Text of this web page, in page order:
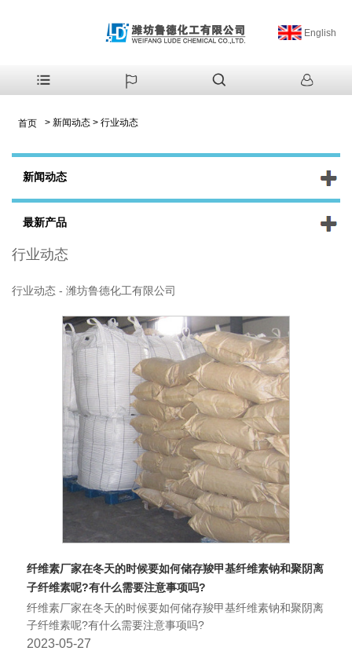
English
首页 > 新闻动态 > 行业动态
新闻动态
最新产品
行业动态
行业动态 - 潍坊鲁德化工有限公司
纤维素厂家在冬天的时候要如何储存羧甲基纤维素钠和聚阴离
子纤维素呢?有什么需要注意事项吗?
纤维素厂家在冬天的时候要如何储存羧甲基纤维素钠和聚阴离
子纤维素呢?有什么需要注意事项吗?
2023-05-27